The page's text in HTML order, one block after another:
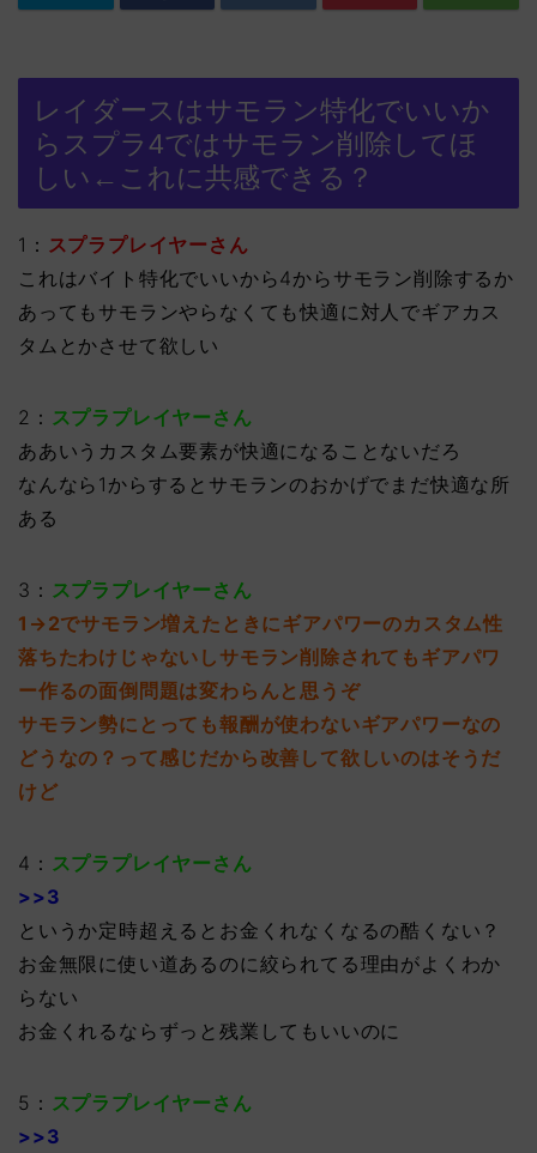
レイダースはサモラン特化でいいか
らスプラ4ではサモラン削除してほ
しい←これに共感できる？
1： スプラプレイヤーさん
これはバイト特化でいいから4からサモラン削除するか
あってもサモランやらなくても快適に対人でギアカス
タムとかさせて欲しい
2： スプラプレイヤーさん
ああいうカスタム要素が快適になることないだろ
なんなら1からするとサモランのおかげでまだ快適な所
ある
3： スプラプレイヤーさん
1→2でサモラン増えたときにギアパワーのカスタム性
落ちたわけじゃないしサモラン削除されてもギアパワ
ー作るの面倒問題は変わらんと思うぞ
サモラン勢にとっても報酬が使わないギアパワーなの
どうなの？って感じだから改善して欲しいのはそうだ
けど
4： スプラプレイヤーさん
>>3
というか定時超えるとお金くれなくなるの酷くない？
お金無限に使い道あるのに絞られてる理由がよくわか
らない
お金くれるならずっと残業してもいいのに
5： スプラプレイヤーさん
>>3